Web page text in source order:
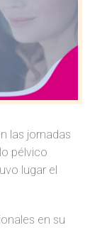
las jornadas
pélvico
lugar el
en su